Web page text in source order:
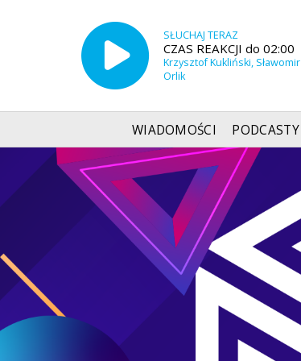
SŁUCHAJ TERAZ
CZAS REAKCJI do 02:00
Krzysztof Kukliński, Sławomir
Orlik
WIADOMOŚCI PODCASTY